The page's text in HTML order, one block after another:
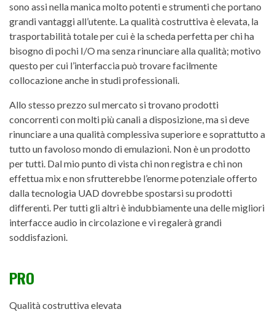
sono assi nella manica molto potenti e strumenti che portano
grandi vantaggi all’utente. La qualità costruttiva è elevata, la
trasportabilità totale per cui è la scheda perfetta per chi ha
bisogno di pochi I/O ma senza rinunciare alla qualità; motivo
questo per cui l’interfaccia può trovare facilmente
collocazione anche in studi professionali.
Allo stesso prezzo sul mercato si trovano prodotti
concorrenti con molti più canali a disposizione, ma si deve
rinunciare a una qualità complessiva superiore e soprattutto a
tutto un favoloso mondo di emulazioni. Non è un prodotto
per tutti. Dal mio punto di vista chi non registra e chi non
effettua mix e non sfrutterebbe l’enorme potenziale offerto
dalla tecnologia UAD dovrebbe spostarsi su prodotti
differenti. Per tutti gli altri è indubbiamente una delle migliori
interfacce audio in circolazione e vi regalerà grandi
soddisfazioni.
PRO
Qualità costruttiva elevata